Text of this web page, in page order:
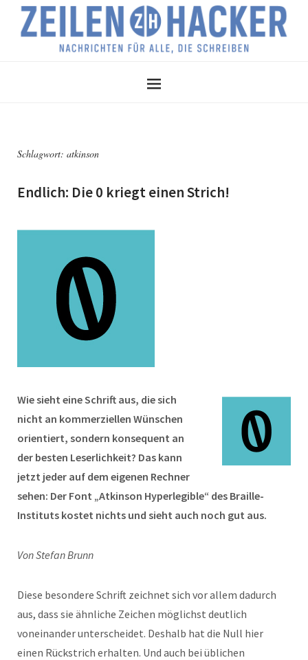
Schlagwort: atkinson
Endlich: Die 0 kriegt einen Strich!
Wie sieht eine Schrift aus, die sich
nicht an kommerziellen Wünschen
orientiert, sondern konsequent an
der besten Leserlichkeit? Das kann
jetzt jeder auf dem eigenen Rechner
sehen: Der Font „Atkinson Hyperlegible“ des Braille-
Instituts kostet nichts und sieht auch noch gut aus.
Von Stefan Brunn
Diese besondere Schrift zeichnet sich vor allem dadurch
aus, dass sie ähnliche Zeichen möglichst deutlich
voneinander unterscheidet. Deshalb hat die Null hier
einen Rückstrich erhalten. Und auch bei üblichen